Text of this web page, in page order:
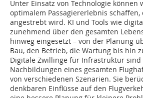
Unter Einsatz von Technologie können
optimalem Passagiererlebnis schaffen,
angestrebt wird. KI und Tools wie
zunehmend über den gesamten
hinweg eingesetzt – von der Planung
Bau, den Betrieb, die Wartung bis hin
Digitale Zwillinge für In­frastruktur sind
Nachbildungen eines gesamten
von verschiedenen Szenarien. Sie
denkbaren Einflüsse auf den